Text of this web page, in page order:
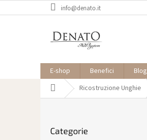
al
info@denato.it
E-shop Benefici Blog
Casa Ricostruzione Unghie
le
Categorie